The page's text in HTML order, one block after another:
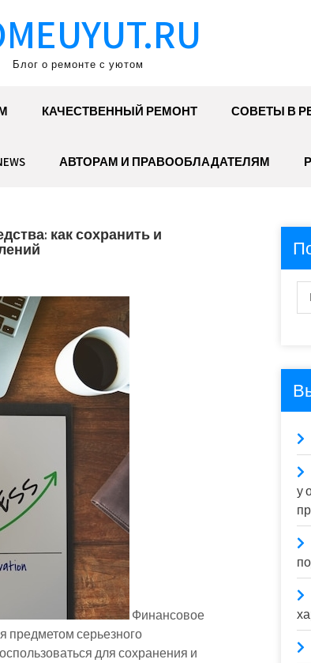
Блог о ремонте с уютом
КАЧЕСТВЕННЫЙ РЕМОНТ СОВЕТЫ В
АВТОРАМ И ПРАВООБЛАДАТЕЛЯМ
как сохранить и
Финансовое
предметом серьезного
для сохранения и
у